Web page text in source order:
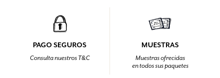
PAGO SEGUROS
Consulta nuestros T&C
MUESTRAS
Muestras ofrecidas
en todos sus paquetes